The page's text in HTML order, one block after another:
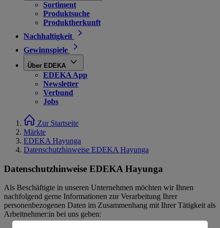
Sortiment
Produktsuche
Produktherkunft
Nachhaltigkeit
Gewinnspiele
Über EDEKA
EDEKA App
Newsletter
Verbund
Jobs
Zur Startseite
Märkte
EDEKA Hayunga
Datenschutzhinweise EDEKA Hayunga
Datenschutzhinweise EDEKA Hayunga
Als Beschäftigte in unseren Unternehmen möchten wir Ihnen
nachfolgend gerne Informationen zur Verarbeitung Ihrer
personenbezogenen Daten im Zusammenhang mit Ihrer Tätigkeit als
Arbeitnehmer:in bei uns geben: